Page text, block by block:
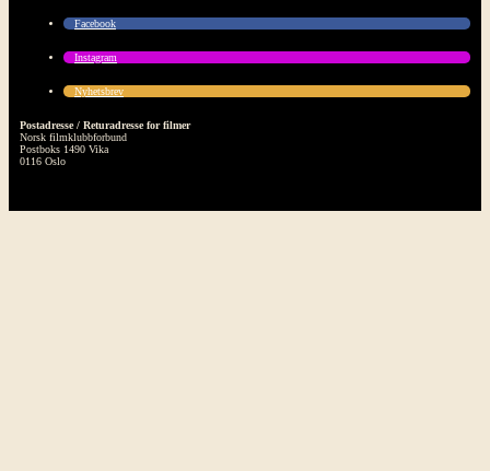
Facebook
Instagram
Nyhetsbrev
Postadresse / Returadresse for filmer
Norsk filmklubbforbund
Postboks 1490 Vika
0116 Oslo